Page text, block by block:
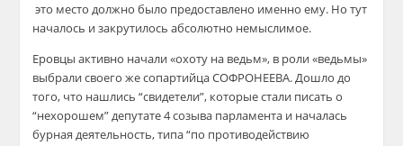
это место должно было предоставлено именно ему. Но тут
началось и закрутилось абсолютно немыслимое.
Еровцы активно начали «охоту на ведьм», в роли «ведьмы»
выбрали своего же сопартийца СОФРОНЕЕВА. Дошло до
того, что нашлись “свидетели”, которые стали писать о
“нехорошем” депутате 4 созыва парламента и началась
бурная деятельность, типа “по противодействию